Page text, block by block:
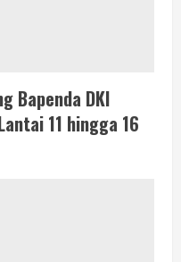
Bapenda DKI
11 hingga 16